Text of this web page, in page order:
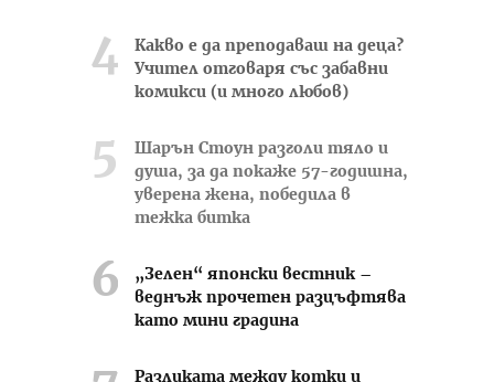
Какво е да преподаваш на деца?
Учител отговаря със забавни
комикси (и много любов)
Шарън Стоун разголи тяло и
душа, за да покаже 57-годишна,
уверена жена, победила в
тежка битка
„Зелен“ японски вестник –
веднъж прочетен разцъфтява
като мини градина
Разликата между котки и